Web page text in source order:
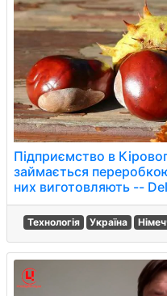
Підприємство в
займається
них виготовляють --
Технологія Україна